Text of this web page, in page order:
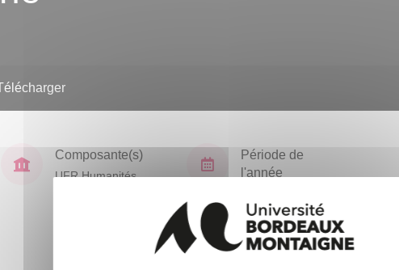
Composante(s)
UFR Humanités
Période de
l'année